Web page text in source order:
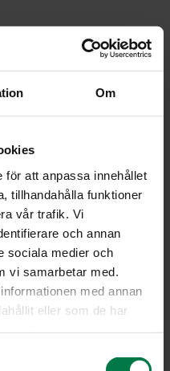
Om
för att anpassa innehållet
tillhandahålla funktioner
vår trafik. Vi
och annan
sociala medier och
vi samarbetar med.
med annan
eller som de har
26 cm:n
reunoille. Paista 200-
Anna jäähtyä.
ranskankerma ja
vatkattu kerma ja mausta
päälle ensin täyte,
viipaleina.
mehu. Ota kattila
kuumaan nesteeseen